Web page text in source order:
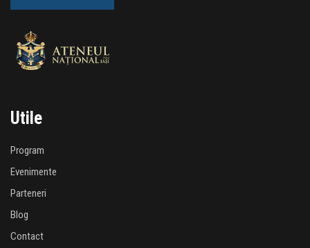
Utile
Program
Evenimente
Parteneri
Blog
Contact